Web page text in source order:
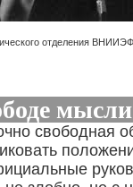
отделения
мысли
свободная